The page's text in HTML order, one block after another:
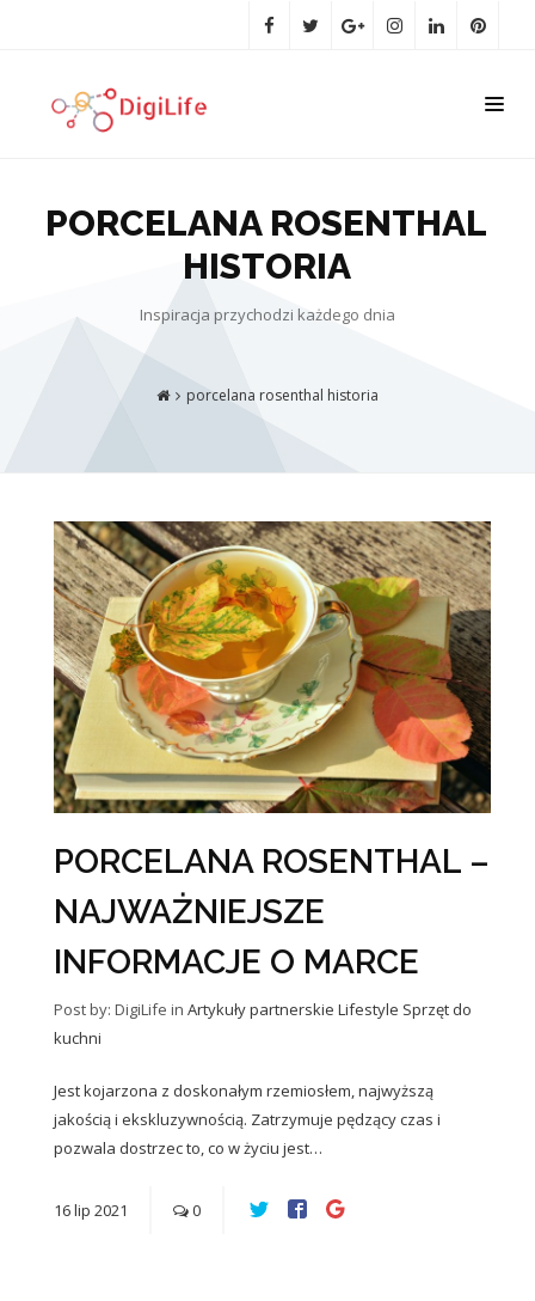
PORCELANA ROSENTHAL
HISTORIA
Inspiracja przychodzi każdego dnia
porcelana rosenthal historia
PORCELANA ROSENTHAL –
NAJWAŻNIEJSZE
INFORMACJE O MARCE
Post by: DigiLife in Artykuły partnerskie Lifestyle Sprzęt do
kuchni
Jest kojarzona z doskonałym rzemiosłem, najwyższą
jakością i ekskluzywnością. Zatrzymuje pędzący czas i
pozwala dostrzec to, co w życiu jest…
16lip 2021 0